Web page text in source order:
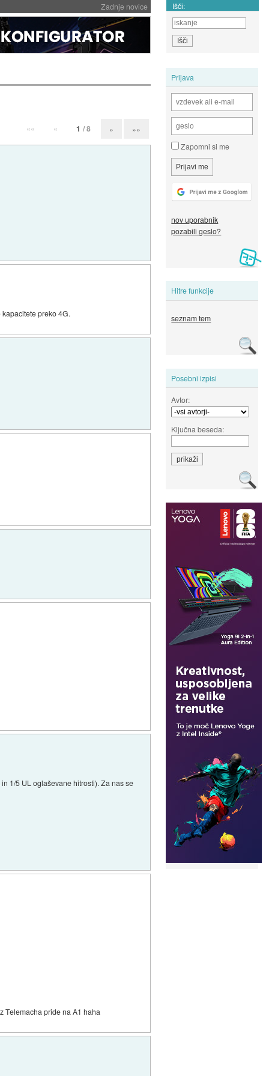
Zadnje novice Išči:
Prijava
Zapomni si me
nov uporabnik
pozabili geslo?
Hitre funkcije
seznam tem
Posebni izpisi
Avtor:
Ključna beseda:
«« « 1 / 8 » »»
preko 4G.
1/5 UL oglaševane hitrosti). Za nas se
Telemacha pride na A1 haha